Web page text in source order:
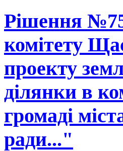
Рішення
комітету
проекту
ділянки в
громаді
ради..."